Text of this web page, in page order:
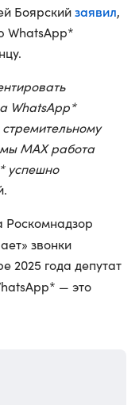
Боярскийзаявил,
WhatsApp*
WhatsApp*
MAX работа
успешно
Роскомнадзор
звонки
2025 года депутат
— это